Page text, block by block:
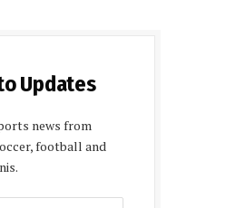
Updates
news from
football and